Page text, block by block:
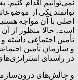
نمی‌توانیم اقدام کنیم.
توانمند یکی از
اصلی با آن مواجه
است. حالا منظور از
تأمین اجتماعی داشته
و سازمان تأمین
در راستای
‌و چالش‌های